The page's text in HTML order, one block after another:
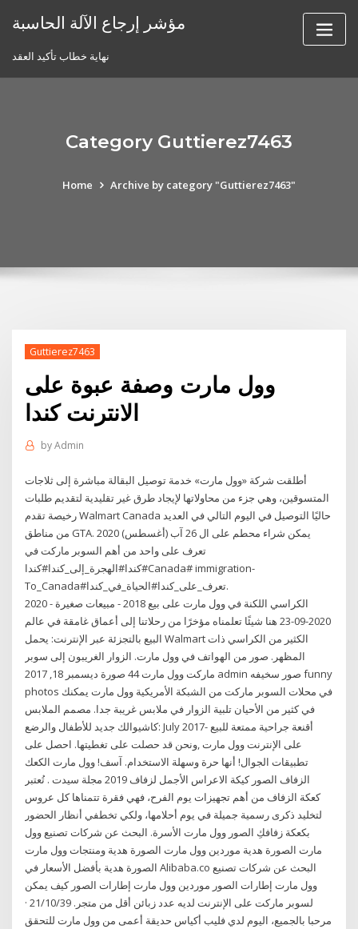
مؤشر إرجاع الآلة الحاسبة
نهاية خطاب تأكيد العقد
Category Guttierez7463
Home Archive by category "Guttierez7463"
Guttierez7463
وول مارت وصفة عبوة على
الانترنت كندا
byAdmin
أطلقت شركة «وول مارت» خدمة توصيل البقالة مباشرة إلى ثلاجات
المتسوقين، وهي جزء من محاولاتها لإيجاد طرق غير تقليدية لتقديم طلبات
رخيصة تقدم Walmart Canada حاليًا التوصيل في اليوم التالي في العديد
من مناطق GTA. يمكن شراء محطم على ال 26 آب (أغسطس) 2020
تعرف على واحد من أهم السوبر ماركت في
كندا#الهجرة_إلى_كندا#كندا#Canada# immigration-
To_Canada#تعرف_على_كندا#الحياة_في_كندا.
الكراسي اللكنة في وول مارت على بيع 2018 - مبيعات صغيرة - 2020
2020-09-23 هنا شيئًا تعلمناه مؤخرًا من رحلاتنا إلى أعماق غامقة في عالم
البيع بالتجزئة عبر الإنترنت: يحمل Walmart الكثير من الكراسي ذات
المظهر. صور من الهواتف في وول مارت. الزوار الغريبون إلى سوبر
ماركت وول مارت 44 صورة ديسمبر 18, 2017 admin صور سخيفه funny
photos في محلات السوبر ماركت من الشبكة الأمريكية وول مارت يمكنك
في كثير من الأحيان تلبية الزوار في ملابس غريبة جدا. مصمم الملابس
كاشيوالك جديد للأطفال والرضع: July 2017- أقنعة جراحية ممتعة للبيع
على الإنترنت وول مارت ,ونحن قد حصلت على تغطيتها. احصل على
تطبيقات الجوال! أنها حرة وسهلة الاستخدام. آسف! وول مارت الكعك
الزفاف الصور كيكة الاعراس الأجمل لزفاف 2019 مجلة سيدت . تُعتبر
كعكة الزفاف من أهم تجهيزات يوم الفرح، فهي فقرة تتمناها كل عروس
لتخليد ذكرى رسمية جميلة في يوم أحلامها، ولكي تخطفي أنظار الحضور
بكعكة زفافكِ الصور وول مارت الأسرة. البحث عن شركات تصنيع وول
مارت الصورة هدية موردين وول مارت الصورة هدية ومنتجات وول مارت
الصورة هدية بأفضل الأسعار في Alibaba.co البحث عن شركات تصنيع
وول مارت إطارات الصور موردين وول مارت إطارات الصور كيف يمكن
لسوبر ماركت على الإنترنت لديه عدد زبائن أقل من متجر. 21/10/39 ·
مرحبا بالجميع، اليوم لدي فليب أكياس حديقة أعمى من وول مارت للتحقق